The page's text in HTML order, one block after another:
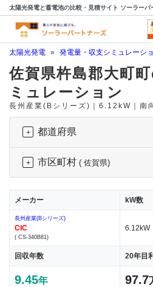
太陽光発電と蓄電池の比較・見積サイト ソーラーパ
太陽光発電 » 発電量・収支シミュレーシ
佐賀県杵島郡大町
ミュレーション
長州産業(Bシリーズ)｜6.12kW｜南
都道府県
市区町村 ( 佐賀県)
メーカー kW数
長州産業(Bシリーズ)
CIC
( CS-340B81)
6.12kW
回収年数 20年目
9.45年 97.7